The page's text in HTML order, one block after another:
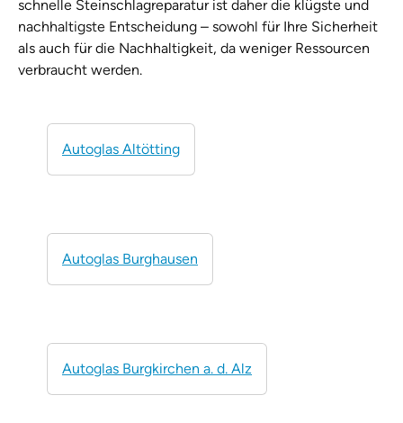
schnelle Steinschlagreparatur ist daher die klügste und
nachhaltigste Entscheidung – sowohl für Ihre Sicherheit
als auch für die Nachhaltigkeit, da weniger Ressourcen
verbraucht werden.
Autoglas Altötting
Autoglas Burghausen
Autoglas Burgkirchen a. d. Alz